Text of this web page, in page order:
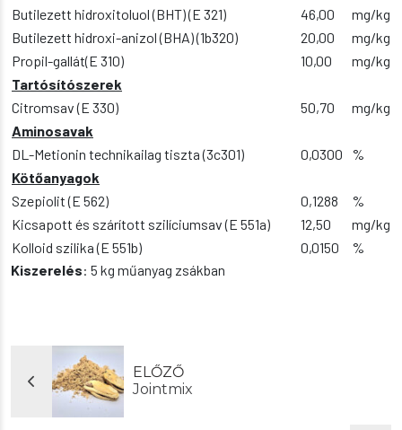
Butilezett hidroxitoluol (BHT) (E 321)
46,00
mg/kg
Butilezett hidroxi-anizol (BHA) (1b320)
20,00
mg/kg
Propil-gallát(E 310)
10,00
mg/kg
Tartósítószerek
Citromsav (E 330)
50,70
mg/kg
Aminosavak
DL-Metionin technikailag tiszta (3c301)
0,0300
%
Kötőanyagok
Szepiolit (E 562)
0,1288
%
Kicsapott és szárított szilíciumsav (E 551a)
12,50
mg/kg
Kolloid szilika (E 551b)
0,0150
%
Kiszerelés: 5 kg műanyag zsákban
ELŐZŐ
Jointmix